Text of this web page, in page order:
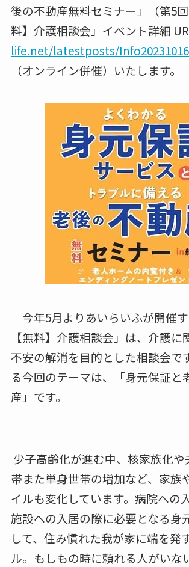
後の不動産無料セミナー」（第5
料】介護相談会」イベント詳細
life.net/latestposts/
（オンライン併催）いたします。
今年5月よりあいらいふが開催
【無料】介護相談会」は、介護に
不安の解消を目的とした相談会で
る今回のテーマは、「⾝元保証と
産」です。
少子高齢化が進む中、核家族化や
帯また単⾝世帯の増加など、家族
イルも変化しています。病院への
施設への入居の際に必要となる⾝
して、住み慣れた我が家に端を発
ル。もしもの時に頼れる⼈がいな